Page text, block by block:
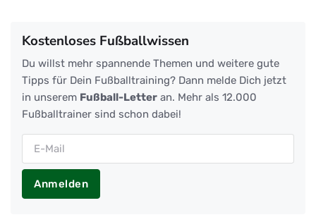
Kostenloses Fußballwissen
Du willst mehr spannende Themen und weitere gute
Tipps für Dein Fußballtraining? Dann melde Dich jetzt
in unserem Fußball-Letter an. Mehr als 12.000
Fußballtrainer sind schon dabei!
Anmelden